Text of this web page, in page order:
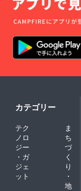
カテゴリー
テク
ノロ
ジー
・ガ
ジェ
ット
ま
ち
づ
く
り
・
地